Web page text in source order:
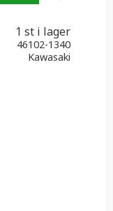
1 st i lager
46102-1340
Kawasaki